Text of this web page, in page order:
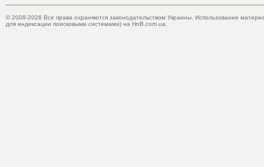
© 2008-2026 Все права охраняются законодательством Украины. Использование
для индексации поисковыми системами) на HnB.com.ua.